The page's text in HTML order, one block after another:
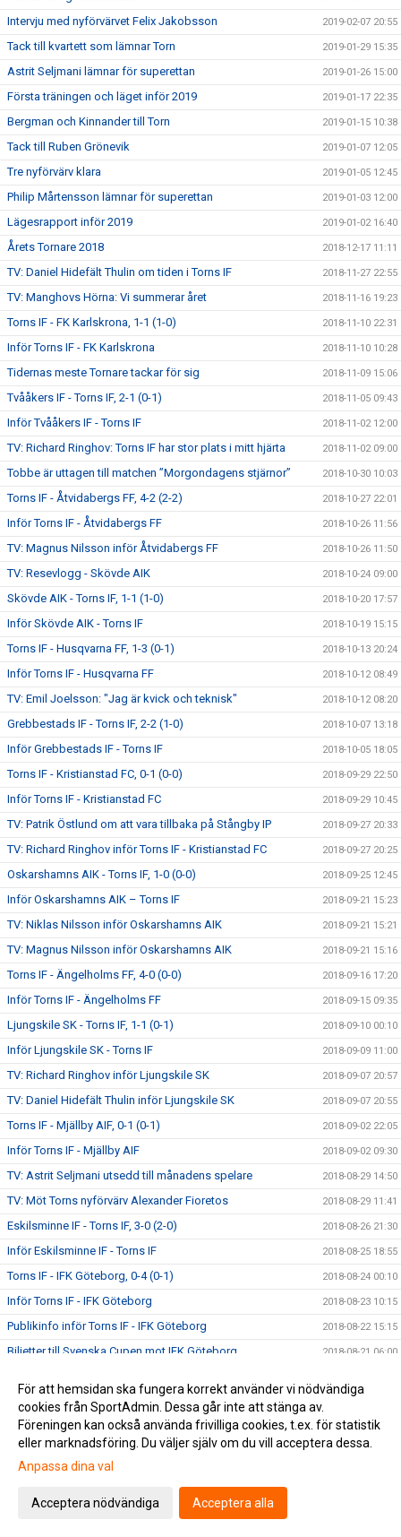
Intervju med nyförvärvet Felix Jakobsson 2019-02-07 20:55
Tack till kvartett som lämnar Torn 2019-01-29 15:35
Astrit Seljmani lämnar för superettan 2019-01-26 15:00
Första träningen och läget inför 2019 2019-01-17 22:35
Bergman och Kinnander till Torn 2019-01-15 10:38
Tack till Ruben Grönevik 2019-01-07 12:05
Tre nyförvärv klara 2019-01-05 12:45
Philip Mårtensson lämnar för superettan 2019-01-03 12:00
Lägesrapport inför 2019 2019-01-02 16:40
Årets Tornare 2018 2018-12-17 11:11
TV: Daniel Hidefält Thulin om tiden i Torns IF 2018-11-27 22:55
TV: Manghovs Hörna: Vi summerar året 2018-11-16 19:23
Torns IF - FK Karlskrona, 1-1 (1-0) 2018-11-10 22:31
Inför Torns IF - FK Karlskrona 2018-11-10 10:28
Tidernas meste Tornare tackar för sig 2018-11-09 15:06
Tvååkers IF - Torns IF, 2-1 (0-1) 2018-11-05 09:43
Inför Tvååkers IF - Torns IF 2018-11-02 12:00
TV: Richard Ringhov: Torns IF har stor plats i mitt hjärta 2018-11-02 09:00
Tobbe är uttagen till matchen ”Morgondagens stjärnor” 2018-10-30 10:03
Torns IF - Åtvidabergs FF, 4-2 (2-2) 2018-10-27 22:01
Inför Torns IF - Åtvidabergs FF 2018-10-26 11:56
TV: Magnus Nilsson inför Åtvidabergs FF 2018-10-26 11:50
TV: Resevlogg - Skövde AIK 2018-10-24 09:00
Skövde AIK - Torns IF, 1-1 (1-0) 2018-10-20 17:57
Inför Skövde AIK - Torns IF 2018-10-19 15:15
Torns IF - Husqvarna FF, 1-3 (0-1) 2018-10-13 20:24
Inför Torns IF - Husqvarna FF 2018-10-12 08:49
TV: Emil Joelsson: "Jag är kvick och teknisk" 2018-10-12 08:20
Grebbestads IF - Torns IF, 2-2 (1-0) 2018-10-07 13:18
Inför Grebbestads IF - Torns IF 2018-10-05 18:05
Torns IF - Kristianstad FC, 0-1 (0-0) 2018-09-29 22:50
Inför Torns IF - Kristianstad FC 2018-09-29 10:45
TV: Patrik Östlund om att vara tillbaka på Stångby IP 2018-09-27 20:33
TV: Richard Ringhov inför Torns IF - Kristianstad FC 2018-09-27 20:25
Oskarshamns AIK - Torns IF, 1-0 (0-0) 2018-09-25 12:45
Inför Oskarshamns AIK – Torns IF 2018-09-21 15:23
TV: Niklas Nilsson inför Oskarshamns AIK 2018-09-21 15:21
TV: Magnus Nilsson inför Oskarshamns AIK 2018-09-21 15:16
Torns IF - Ängelholms FF, 4-0 (0-0) 2018-09-16 17:20
Inför Torns IF - Ängelholms FF 2018-09-15 09:35
Ljungskile SK - Torns IF, 1-1 (0-1) 2018-09-10 00:10
Inför Ljungskile SK - Torns IF 2018-09-09 11:00
TV: Richard Ringhov inför Ljungskile SK 2018-09-07 20:57
TV: Daniel Hidefält Thulin inför Ljungskile SK 2018-09-07 20:55
Torns IF - Mjällby AIF, 0-1 (0-1) 2018-09-02 22:05
Inför Torns IF - Mjällby AIF 2018-09-02 09:30
TV: Astrit Seljmani utsedd till månadens spelare 2018-08-29 14:50
TV: Möt Torns nyförvärv Alexander Fioretos 2018-08-29 11:41
Eskilsminne IF - Torns IF, 3-0 (2-0) 2018-08-26 21:30
Inför Eskilsminne IF - Torns IF 2018-08-25 18:55
Torns IF - IFK Göteborg, 0-4 (0-1) 2018-08-24 00:10
Inför Torns IF - IFK Göteborg 2018-08-23 10:15
Publikinfo inför Torns IF - IFK Göteborg 2018-08-22 15:15
Biljetter till Svenska Cupen mot IFK Göteborg 2018-08-21 06:00
TV: Dino Mesic: "Vi är här för att utmana"
Torns IF - Utsiktens BK, 2-0 (0-0) 2018-08-18 22:15
Inför Torns IF - Utsiktens BK
Välkommen Emil Joelsson #17
Välkommen Alexander Fioretos #13
För att hemsidan ska fungera korrekt använder vi nödvändiga
cookies från SportAdmin. Dessa går inte att stänga av.
Föreningen kan också använda frivilliga cookies, t.ex. för statistik
eller marknadsföring. Du väljer själv om du vill acceptera dessa.
Anpassa dina val
Acceptera nödvändiga Acceptera alla